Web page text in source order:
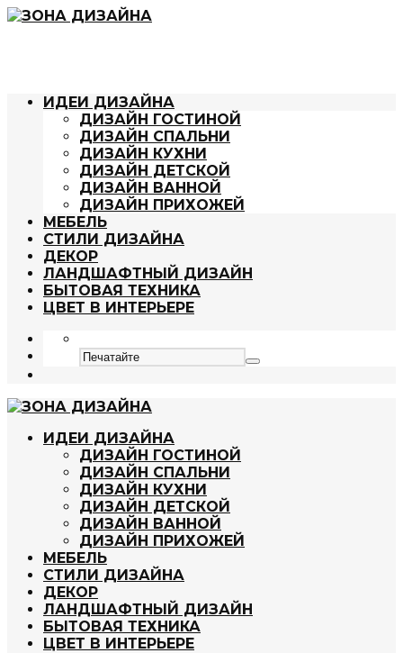
ИДЕИ ДИЗАЙНА
ДИЗАЙН ГОСТИНОЙ
ДИЗАЙН СПАЛЬНИ
ДИЗАЙН КУХНИ
ДИЗАЙН ДЕТСКОЙ
ДИЗАЙН ВАННОЙ
ДИЗАЙН ПРИХОЖЕЙ
МЕБЕЛЬ
СТИЛИ ДИЗАЙНА
ДЕКОР
ЛАНДШАФТНЫЙ ДИЗАЙН
БЫТОВАЯ ТЕХНИКА
ЦВЕТ В ИНТЕРЬЕРЕ
ИДЕИ ДИЗАЙНА
ДИЗАЙН ГОСТИНОЙ
ДИЗАЙН СПАЛЬНИ
ДИЗАЙН КУХНИ
ДИЗАЙН ДЕТСКОЙ
ДИЗАЙН ВАННОЙ
ДИЗАЙН ПРИХОЖЕЙ
МЕБЕЛЬ
СТИЛИ ДИЗАЙНА
ДЕКОР
ЛАНДШАФТНЫЙ ДИЗАЙН
БЫТОВАЯ ТЕХНИКА
ЦВЕТ В ИНТЕРЬЕРЕ